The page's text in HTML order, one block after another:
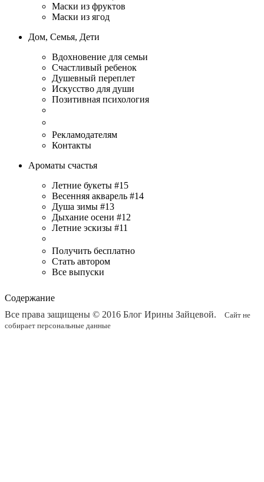
Маски из фруктов
Маски из ягод
Дом, Семья, Дети
Вдохновение для семьи
Счастливый ребенок
Душевный переплет
Искусство для души
Позитивная психология
Рекламодателям
Контакты
Ароматы счастья
Летние букеты #15
Весенняя акварель #14
Душа зимы #13
Дыхание осени #12
Летние эскизы #11
Получить бесплатно
Стать автором
Все выпуски
Содержание
Все права защищены © 2016 Блог Ирины Зайцевой.
Сайт не
собирает персональные данные